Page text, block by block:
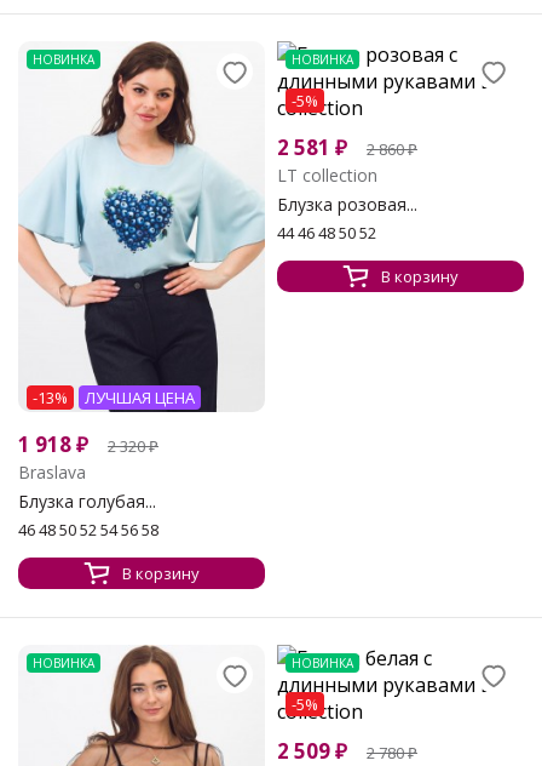
НОВИНКА
-13% ЛУЧШАЯ ЦЕНА
1 918₽ 2 320₽
Braslava
Блузка голубая...
46 48 50 52 54 56 58
В корзину
НОВИНКА
-5%
2 581 ₽ 2 860₽
LT collection
Блузка розовая...
44 46 48 50 52
В корзину
НОВИНКА НОВИНКА
-5%
2 509₽ 2 780₽